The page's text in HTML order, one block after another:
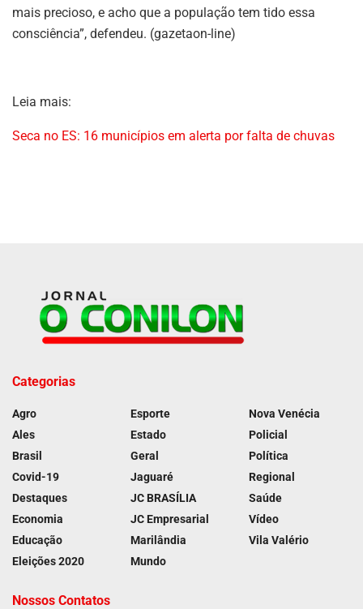
mais precioso, e acho que a população tem tido essa
consciência”, defendeu. (gazetaon-line)
Leia mais:
Seca no ES: 16 municípios em alerta por falta de chuvas
Categorias
Agro
Ales
Brasil
Covid-19
Destaques
Economia
Educação
Eleições 2020
Esporte
Estado
Geral
Jaguaré
JC BRASÍLIA
JC Empresarial
Marilândia
Mundo
Nova Venécia
Policial
Política
Regional
Saúde
Vídeo
Vila Valério
Nossos Contatos